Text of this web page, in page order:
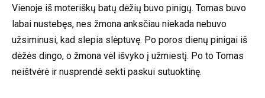
Vienoje iš moteriškų batų dėžių buvo pinigų. Tomas buvo
labai nustebęs, nes žmona anksčiau niekada nebuvo
užsiminusi, kad slepia slėptuvę. Po poros dienų pinigai iš
dėžės dingo, o žmona vėl išvyko į užmiestį. Po to Tomas
neištvėrė ir nusprendė sekti paskui sutuoktinę.